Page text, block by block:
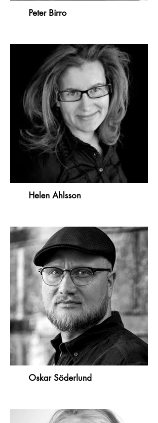
Peter Birro
Helen Ahlsson
Oskar Söderlund